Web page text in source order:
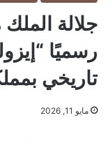
جلالة
رسميًا
تاريخي
مايو 11, 2026